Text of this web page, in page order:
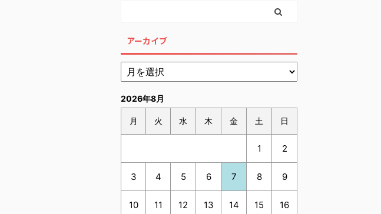
アーカイブ
2026年8月
月 火 水 木 金 土 日
1 2
3 4 5 6 7 8 9
10 11 12 13 14 15 16